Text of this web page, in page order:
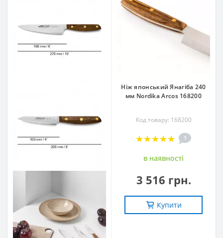
Ніж японський Янагіба 240
мм Nordika Arcos 168200
Код товару: 168200
1
в наявностi
3 516 грн.
Купити